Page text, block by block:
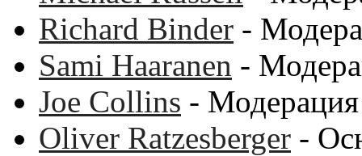
Richard Binder -
Sami Haaranen -
Joe Collins -
Oliver Ratzesberger -